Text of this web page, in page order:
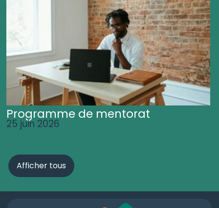
Programme de mentorat
25 juin 2026
Afficher tous